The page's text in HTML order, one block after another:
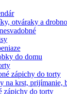
otváraky a
do domu
zápichy do torty
na krst, prijímanie,
zápichy do torty